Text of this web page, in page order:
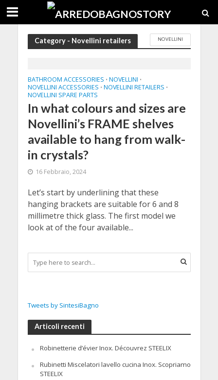
Category - Novellini retailers NOVELLINI
BATHROOM ACCESSORIES • NOVELLINI •
NOVELLINI ACCESSORIES • NOVELLINI RETAILERS •
NOVELLINI SPARE PARTS
In what colours and sizes are
Novellini’s FRAME shelves
available to hang from walk-
in crystals?
16 Febbraio, 2024
Let’s start by underlining that these
hanging brackets are suitable for 6 and 8
millimetre thick glass. The first model we
look at of the four available...
Tweets by SintesiBagno
Articoli recenti
Robinetterie d’évier Inox. Découvrez STEELIX
Rubinetti Miscelatori lavello cucina Inox. Scopriamo
STEELIX